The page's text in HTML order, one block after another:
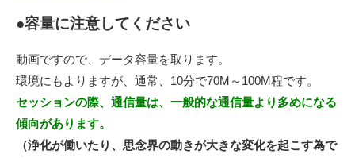
●容量に注意してください
動画ですので、データ容量を取ります。
環境にもよりますが、通常、10分で70M～100M程です。
セッションの際、通信量は、一般的な通信量より多めになる
傾向があります。
（浄化が働いたり、思念界の動きが大きな変化を起こす為で